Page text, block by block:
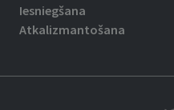
Iesniegšana
Atkalizmantošana